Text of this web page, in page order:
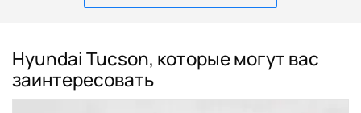
Hyundai Tucson, которые могут вас
заинтересовать